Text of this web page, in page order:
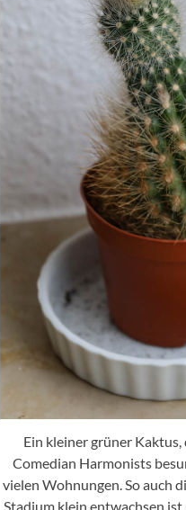
Ein kleiner grüner
Comedian Harmonists
vielen Wohnungen. So auch
Stadium klein entwachsen